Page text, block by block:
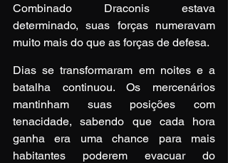
Combinado Draconis estava
determinado, suas forças numeravam
muito mais do que as forças de defesa.
Dias se transformaram em noites e a
batalha continuou. Os mercenários
mantinham suas posições com
tenacidade, sabendo que cada hora
ganha era uma chance para mais
habitantes poderem evacuar do